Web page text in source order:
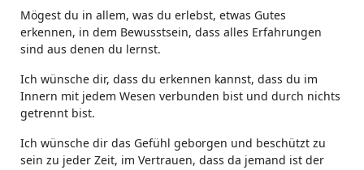
Mögest du in allem, was du erlebst, etwas Gutes
erkennen, in dem Bewusstsein, dass alles Erfahrungen
sind aus denen du lernst.
Ich wünsche dir, dass du erkennen kannst, dass du im
Innern mit jedem Wesen verbunden bist und durch nichts
getrennt bist.
Ich wünsche dir das Gefühl geborgen und beschützt zu
sein zu jeder Zeit, im Vertrauen, dass da jemand ist der